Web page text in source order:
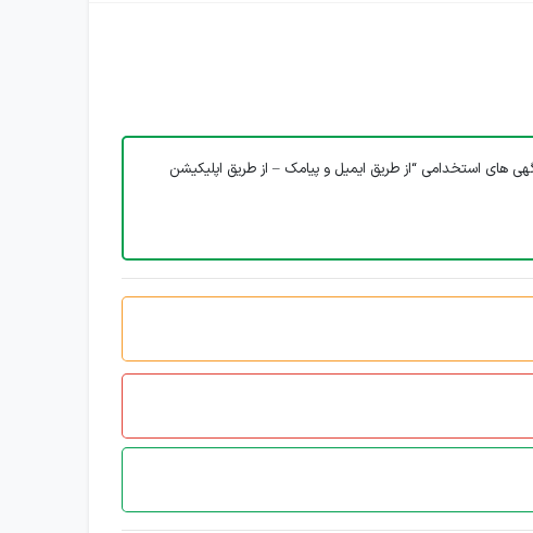
های استخدامی “از طریق ایمیل و پیامک – از طریق اپلیکیشن